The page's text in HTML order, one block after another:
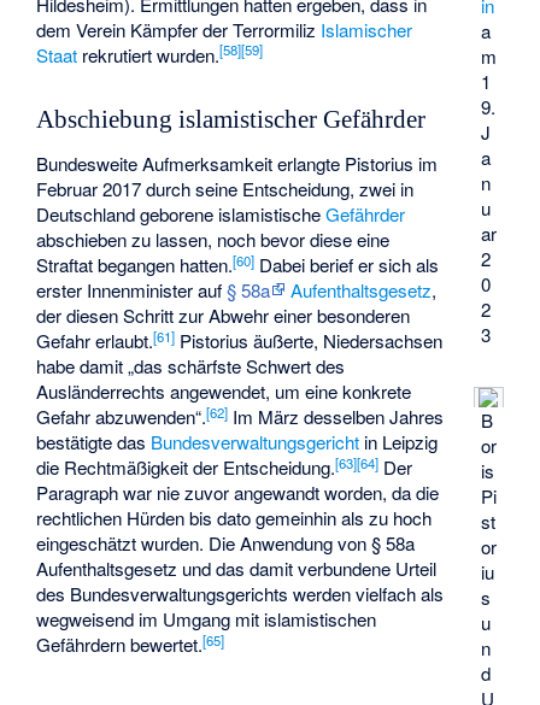
in
a
m
1
9.
J
a
n
u
ar
2
0
2
3
B
or
is
Pi
st
or
iu
s
u
n
d
U
dem Verein Kämpfer der Terrormiliz Islamischer
Staat rekrutiert wurden.[58][59]
Abschiebung islamistischer Gefährder
Bundesweite Aufmerksamkeit erlangte Pistorius im
Februar 2017 durch seine Entscheidung, zwei in
Deutschland geborene islamistischeGefährder
abschieben zu lassen, noch bevor diese eine
Straftat begangen hatten.[60] Dabei berief er sich als
erster Innenminister auf§ 58a Aufenthaltsgesetz,
der diesen Schritt zur Abwehr einer besonderen
Gefahr erlaubt.[61] Pistorius äußerte, Niedersachsen
habe damit „das schärfste Schwert des
Ausländerrechts angewendet, um eine konkrete
Gefahr abzuwenden“.[62] Im März desselben Jahres
bestätigte das Bundesverwaltungsgericht in Leipzig
die Rechtmäßigkeit der Entscheidung.[63][64] Der
Paragraph war nie zuvor angewandt worden, da die
rechtlichen Hürden bis dato gemeinhin als zu hoch
eingeschätzt wurden. Die Anwendung von § 58a
Aufenthaltsgesetz und das damit verbundene Urteil
des Bundesverwaltungsgerichts werden vielfach als
wegweisend im Umgang mit islamistischen
Gefährdern bewertet.[65]